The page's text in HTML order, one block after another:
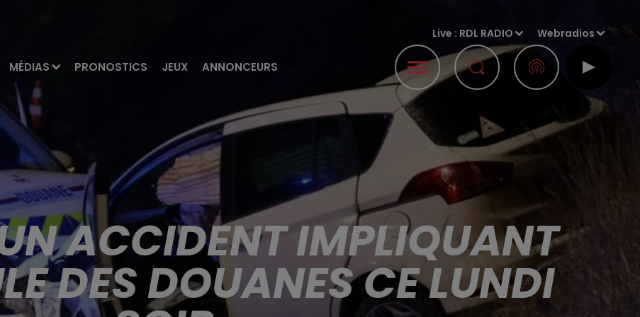
MÉDIAS PRONOSTICS JEUX ANNONCEURS
Live : RDL RADIO Webradios
ACCIDENT IMPLIQUANT
DES DOUANES CE LUNDI